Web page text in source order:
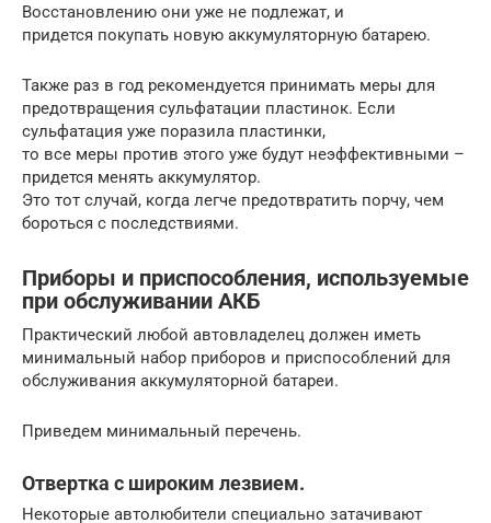
Восстановлению они уже не подлежат, и
придется покупать новую аккумуляторную батарею.
Также раз в год рекомендуется принимать меры для
предотвращения сульфатации пластинок. Если
сульфатация уже поразила пластинки,
то все меры против этого уже будут неэффективными –
придется менять аккумулятор.
Это тот случай, когда легче предотвратить порчу, чем
бороться с последствиями.
Приборы и приспособления, используемые
при обслуживании АКБ
Практический любой автовладелец должен иметь
минимальный набор приборов и приспособлений для
обслуживания аккумуляторной батареи.
Приведем минимальный перечень.
Отвертка с широким лезвием.
Некоторые автолюбители специально затачивают